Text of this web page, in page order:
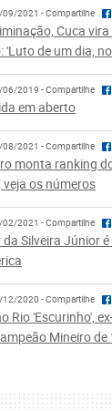
09/2021 - Compartilhe
Cuca
'Luto de um dia,
06/2019 - Compartilhe
em aberto
08/2021 - Compartilhe
monta ranking
os números
02/2021 - Compartilhe
Silveira Júnior
12/2020 - Compartilhe
Rio 'Escurinho',
Mineiro de